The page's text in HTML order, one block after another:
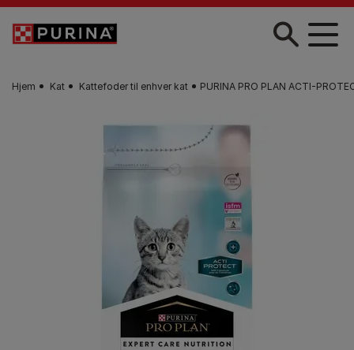
Gå til hovedindhold
Hjem Kat Kattefoder til enhver kat PURINA PRO PLAN ACTI-